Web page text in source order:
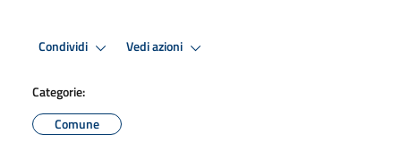
Condividi Vedi azioni
Categorie:
Comune